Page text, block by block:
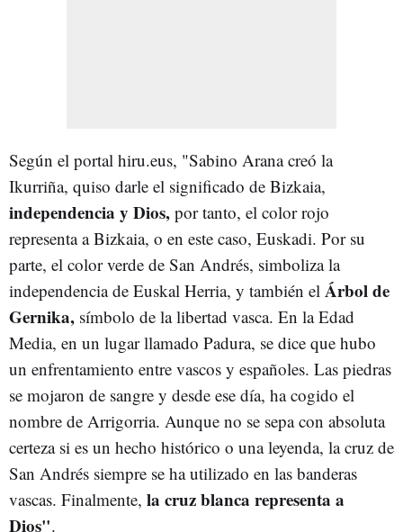
Según el portal hiru.eus, "Sabino Arana creó la
Ikurriña, quiso darle el significado de Bizkaia,
independencia y Dios, por tanto, el color rojo
representa a Bizkaia, o en este caso, Euskadi. Por su
parte, el color verde de San Andrés, simboliza la
independencia de Euskal Herria, y también el Árbol de
Gernika, símbolo de la libertad vasca. En la Edad
Media, en un lugar llamado Padura, se dice que hubo
un enfrentamiento entre vascos y españoles. Las piedras
se mojaron de sangre y desde ese día, ha cogido el
nombre de Arrigorria. Aunque no se sepa con absoluta
certeza si es un hecho histórico o una leyenda, la cruz de
San Andrés siempre se ha utilizado en las banderas
vascas. Finalmente, la cruz blanca representa a
Dios".